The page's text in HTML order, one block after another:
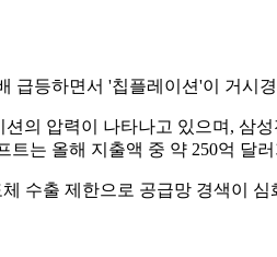
급등하면서 '칩플레이션'이 거시
의 압력이 나타나고 있으며, 삼
는 올해 지출액 중 약 250억 달
수출 제한으로 공급망 경색이